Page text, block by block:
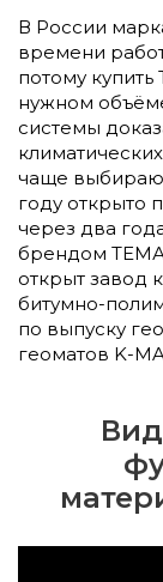
В России
времени
потому
нужном
системы
чаще
году открыто
через два
брендом ТЕМА
открыт завод
битумно-
по выпуску
геоматов K-